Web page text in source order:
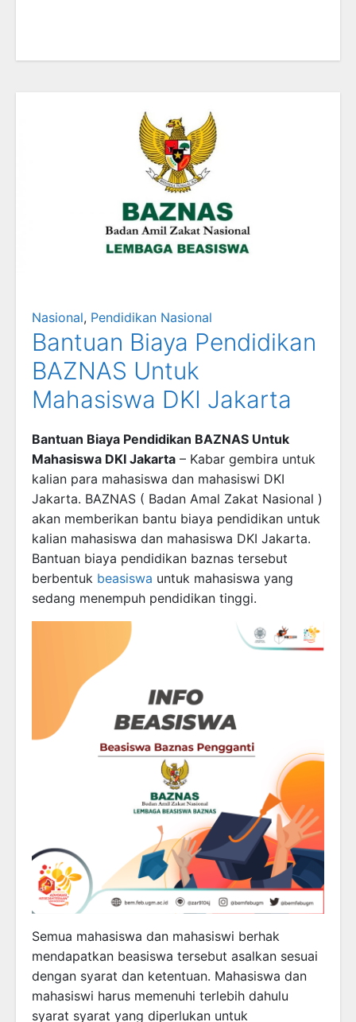
Nasional, Pendidikan Nasional
Bantuan Biaya Pendidikan
BAZNAS Untuk
Mahasiswa DKI Jakarta
Bantuan Biaya Pendidikan BAZNAS Untuk
Mahasiswa DKI Jakarta – Kabar gembira untuk
kalian para mahasiswa dan mahasiswi DKI
Jakarta. BAZNAS ( Badan Amal Zakat Nasional )
akan memberikan bantu biaya pendidikan untuk
kalian mahasiswa dan mahasiswa DKI Jakarta.
Bantuan biaya pendidikan baznas tersebut
berbentuk beasiswa untuk mahasiswa yang
sedang menempuh pendidikan tinggi.
Semua mahasiswa dan mahasiswi berhak
mendapatkan beasiswa tersebut asalkan sesuai
dengan syarat dan ketentuan. Mahasiswa dan
mahasiswi harus memenuhi terlebih dahulu
syarat syarat yang diperlukan untuk